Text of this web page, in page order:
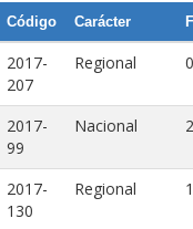
Código Carácter
2017-
207
Regional
2017-
99
Nacional
2017-
130
Regional